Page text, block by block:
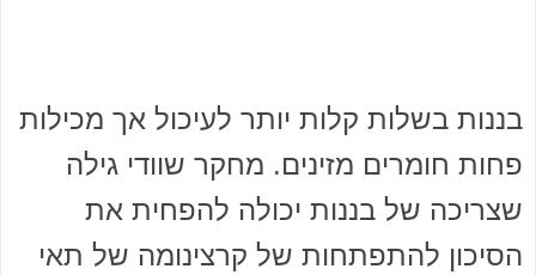
בננות בשלות קלות יותר לעיכול אך מכילות
פחות חומרים מזינים. מחקר שוודי גילה
שצריכה של בננות יכולה להפחית את
הסיכון להתפתחות של קרצינומה של תאי